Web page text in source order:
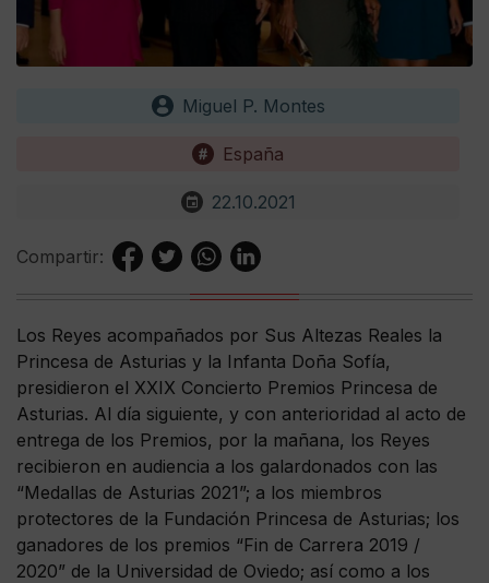
Miguel P. Montes
España
22.10.2021
Compartir:
Los Reyes acompañados por Sus Altezas Reales la
Princesa de Asturias y la Infanta Doña Sofía,
presidieron el XXIX Concierto Premios Princesa de
Asturias. Al día siguiente, y con anterioridad al acto de
entrega de los Premios, por la mañana, los Reyes
recibieron en audiencia a los galardonados con las
“Medallas de Asturias 2021”; a los miembros
protectores de la Fundación Princesa de Asturias; los
ganadores de los premios “Fin de Carrera 2019 /
2020” de la Universidad de Oviedo; así como a los